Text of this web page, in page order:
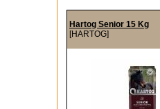
Hartog Senior 15 Kg
[HARTOG]